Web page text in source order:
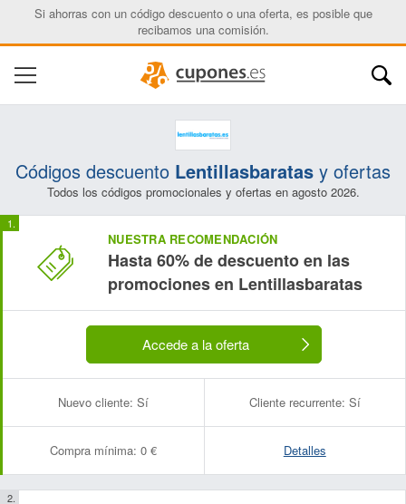
Si ahorras con un código descuento o una oferta, es posible que
recibamos una comisión.
Códigos descuento Lentillasbaratas y ofertas
Todos los códigos promocionales y ofertas en agosto 2026.
NUESTRA RECOMENDACIÓN
Hasta 60% de descuento en las
promociones en Lentillasbaratas
Accede a la oferta
Nuevo cliente: Sí Cliente recurrente: Sí
Compra mínima: 0 € Detalles